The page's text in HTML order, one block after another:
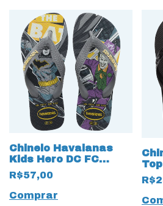
Chinelo Havaianas
Kids Hero DC FC
Batman 18313 Cinza
R$57,00
Comprar